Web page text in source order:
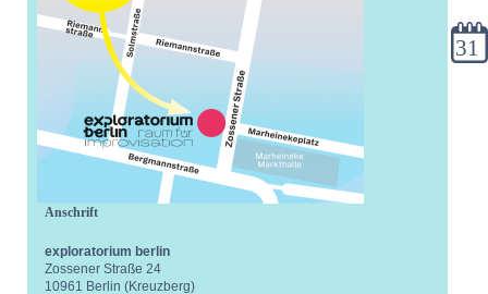
Anschrift
exploratorium berlin
Zossener Straße 24
10961 Berlin (Kreuzberg)